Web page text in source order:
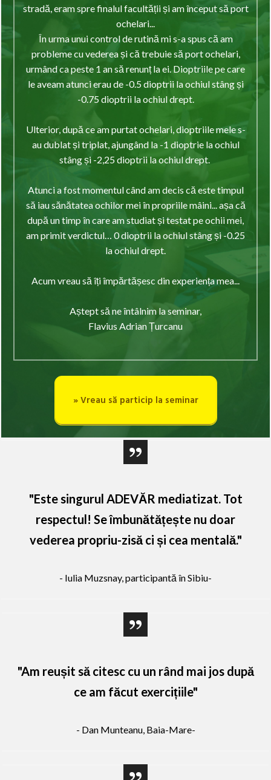
stradă, eram spre finalul facultății și am început să port
ochelari...
În urma unui control de rutină mi s-a spus că am
probleme cu vederea și că trebuie să port ochelari,
urmând ca peste 1 an să renunț la ei. Dioptriile pe care
le aveam atunci erau de -0.5 dioptrii la ochiul stâng și
-0.75 dioptrii la ochiul drept.
Ulterior, după ce am purtat ochelari, dioptriile mele s-
au dublat și triplat, ajungând la -1 dioptrie la ochiul
stâng și -2,25 dioptrii la ochiul drept.
Atunci a fost momentul când am decis că este timpul
să iau sănătatea ochilor mei în propriile mâini... așa că
după un timp în care am studiat și testat pe ochii mei,
am primit verdictul… 0 dioptrii la ochiul stâng și -0.25
la ochiul drept.
Acum vreau să îți împărtășesc din experiența mea...
Aștept să ne întâlnim la seminar,
Flavius Adrian Țurcanu
» Vreau să particip la seminar
"Este singurul ADEVĂR mediatizat. Tot
respectul! Se îmbunătățește nu doar
vederea propriu-zisă ci și cea mentală."
- Iulia Muzsnay, participantă în Sibiu-
"Am reușit să citesc cu un rând mai jos după
ce am făcut exercițiile"
- Dan Munteanu, Baia-Mare-